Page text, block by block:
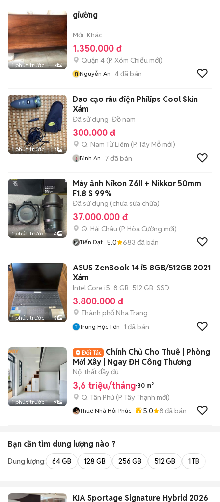
1 phút trước 3
giường
Mới Khác
1.350.000 đ
Quận 4 (P. Xóm Chiếu mới)
nNguyễn An 4đã bán
1 phút trước 1
Dao cạo râu điện Philips Cool Skin
Xám
Đã sử dụng Đồ nam
300.000 đ
Q. Nam Từ Liêm (P. Tây Mỗ mới)
Bình An 7 đã bán
1 phút trước 6
Máy ảnh Nikon Z6II + Nikkor 50mm
F1.8 S 99%
Đã sử dụng (chưa sửa chữa)
37.000.000 đ
Q. Hải Châu (P. Hòa Cường mới)
Tiến Đạt 5.0 683 đã bán
1 phút trước 5
ASUS ZenBook 14 i5 8GB/512GB 2021
Xám
Intel Core i5 8 GB 512 GB SSD
3.800.000 đ
Thành phố Nha Trang
Trung Học Tôn 1 đã bán
1 phút trước 9
Chính Chủ Cho Thuê | Phòng
Mới Xây | Ngay ĐH Công Thương
Nội thất đầy đủ
3,6 triệu/tháng 30 m²
Q. Tân Phú (P. Tây Thạnh mới)
Thuê Nhà Hỏi Phúc 5.0 8 đã bán
Bạn cần tìm dung lượng nào ?
Dung lượng: 64 GB 128 GB 256 GB 512 GB 1 TB
KIA Sportage Signature Hybrid 2026